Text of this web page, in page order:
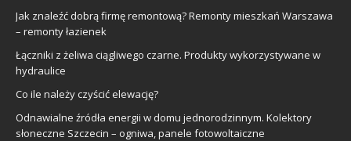
Jak znaleźć dobrą firmę remontową? Remonty mieszkań Warszawa
– remonty łazienek
Łączniki z żeliwa ciągliwego czarne. Produkty wykorzystywane w
hydraulice
Co ile należy czyścić elewację?
Odnawialne źródła energii w domu jednorodzinnym. Kolektory
słoneczne Szczecin – ogniwa, panele fotowoltaiczne